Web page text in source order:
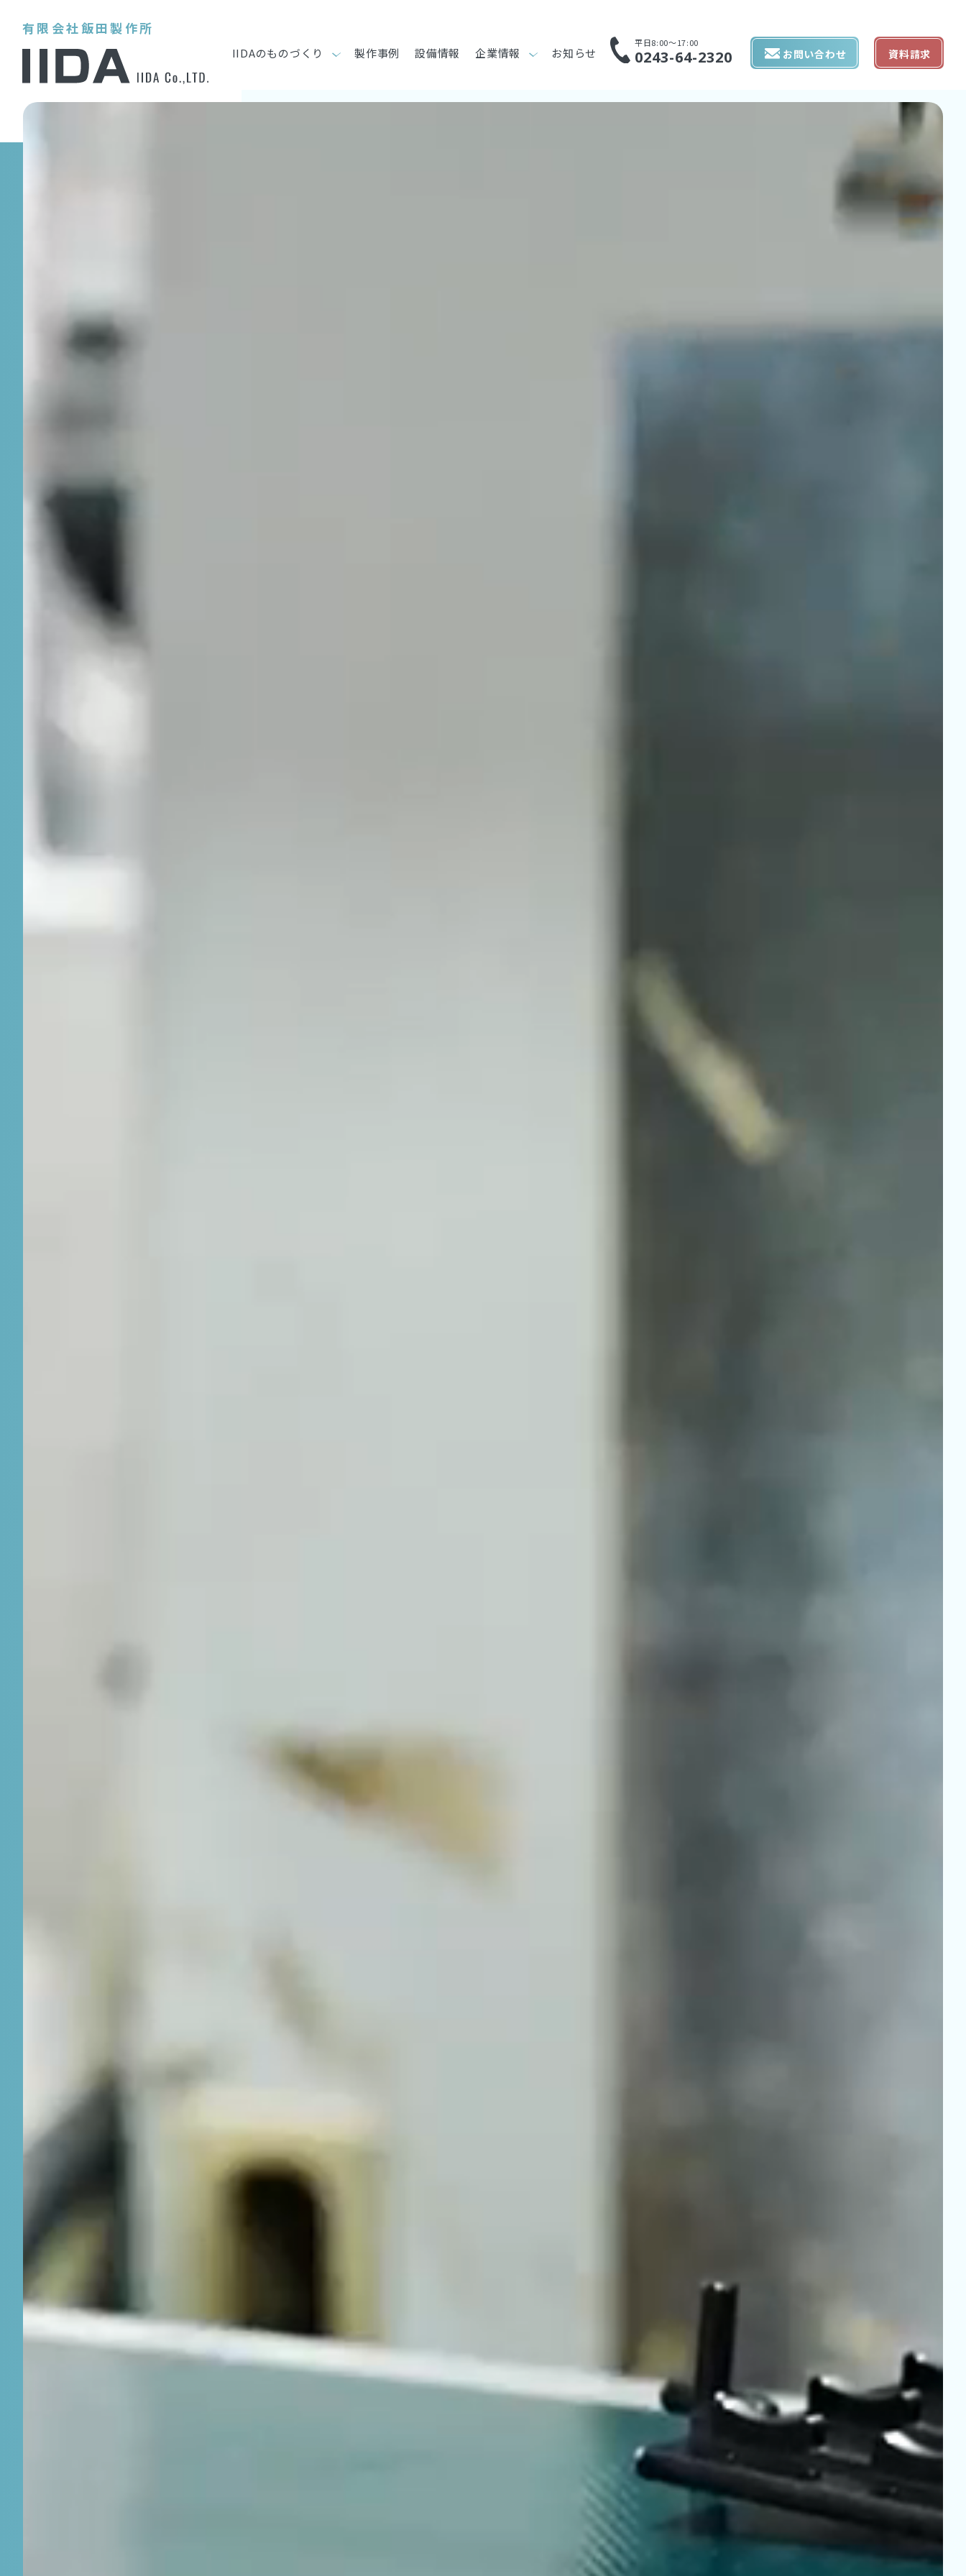
有限会社飯田製作所
IIDAのものづくり 製作事例 設備情報 企業情報 お知らせ
平日8:00〜17:00
0243-64-2320 お問い合わせ 資料請求